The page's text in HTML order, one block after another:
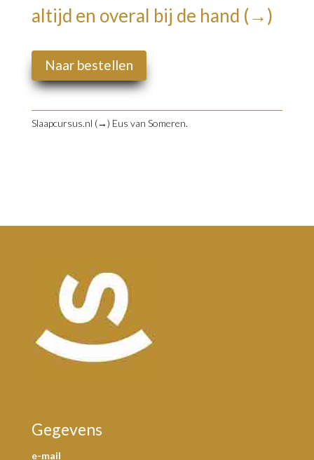
altijd en overal bij de hand (→)
Naar bestellen
Slaapcursus.nl (→) Eus van Someren.
Gegevens
e-mail